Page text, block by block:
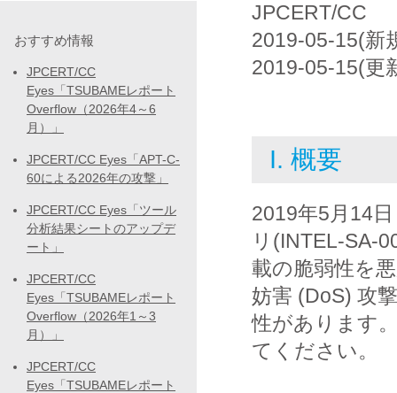
JPCERT/CC
2019-05-15(新
2019-05-15(更
I. 概要
2019年5月14
リ(INTEL-SA-
載の脆弱性を
妨害 (DoS) 攻
性があります
てください。
おすすめ情報
JPCERT/CC
Eyes「TSUBAMEレポート
Overflow（2026年4～6
月）」
JPCERT/CC Eyes「APT-C-
60による2026年の攻撃」
JPCERT/CC Eyes「ツール
分析結果シートのアップデ
ート」
JPCERT/CC
Eyes「TSUBAMEレポート
Overflow（2026年1～3
月）」
JPCERT/CC
Eyes「TSUBAMEレポート